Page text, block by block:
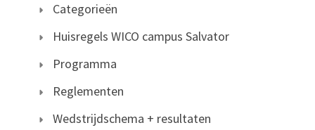
Categorieën
Huisregels WICO campus Salvator
Programma
Reglementen
Wedstrijdschema + resultaten